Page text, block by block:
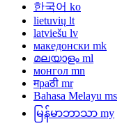
한국어 ko
lietuvių lt
latviešu lv
македонски mk
മലയാളം ml
монгол mn
मраठी mr
Bahasa Melayu ms
မြန်မာဘာသာ my